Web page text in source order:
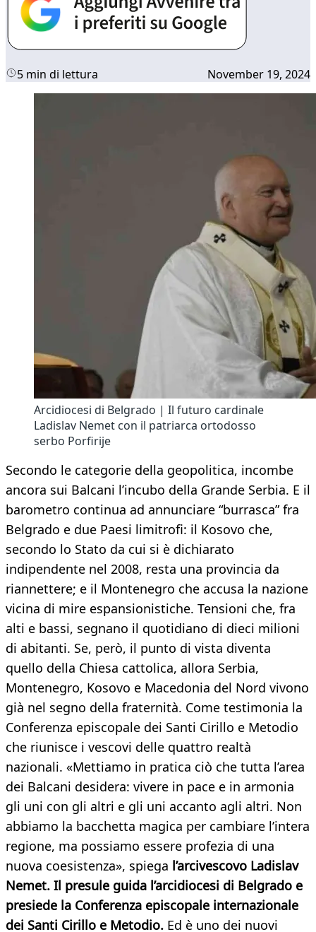
5 min di lettura November 19, 2024
Arcidiocesi di Belgrado | Il futuro cardinale
Ladislav Nemet con il patriarca ortodosso
serbo Porfirije
Secondo le categorie della geopolitica, incombe
ancora sui Balcani l’incubo della Grande Serbia. E il
barometro continua ad annunciare “burrasca” fra
Belgrado e due Paesi limitrofi: il Kosovo che,
secondo lo Stato da cui si è dichiarato
indipendente nel 2008, resta una provincia da
riannettere; e il Montenegro che accusa la nazione
vicina di mire espansionistiche. Tensioni che, fra
alti e bassi, segnano il quotidiano di dieci milioni
di abitanti. Se, però, il punto di vista diventa
quello della Chiesa cattolica, allora Serbia,
Montenegro, Kosovo e Macedonia del Nord vivono
già nel segno della fraternità. Come testimonia la
Conferenza episcopale dei Santi Cirillo e Metodio
che riunisce i vescovi delle quattro realtà
nazionali. «Mettiamo in pratica ciò che tutta l’area
dei Balcani desidera: vivere in pace e in armonia
gli uni con gli altri e gli uni accanto agli altri. Non
abbiamo la bacchetta magica per cambiare l’intera
regione, ma possiamo essere profezia di una
nuova coesistenza», spiega l’arcivescovo Ladislav
Nemet. Il presule guida l’arcidiocesi di Belgrado e
presiede la Conferenza episcopale internazionale
dei Santi Cirillo e Metodio. Ed è uno dei nuovi